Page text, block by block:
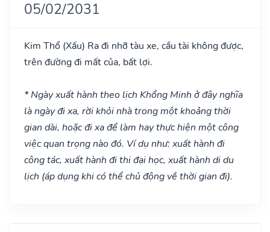
05/02/2031
Kim Thổ (Xấu) Ra đi nhỡ tàu xe, cầu tài không được,
trên đường đi mất của, bất lợi.
* Ngày xuất hành theo lịch Khổng Minh ở đây nghĩa
là ngày đi xa, rời khỏi nhà trong một khoảng thời
gian dài, hoặc đi xa để làm hay thực hiện một công
việc quan trọng nào đó. Ví dụ như: xuất hành đi
công tác, xuất hành đi thi đại học, xuất hành di du
lịch (áp dụng khi có thể chủ động về thời gian đi).